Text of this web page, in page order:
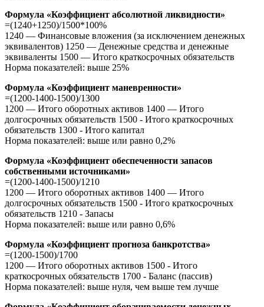
Формула «Коэффициент абсолютной ликвидности»
=(1240+1250)/1500*100%
1240 — Финансовые вложения (за исключением денежных
эквивалентов) 1250 — Денежные средства и денежные
эквиваленты 1500 — Итого краткосрочных обязательств
Норма показателей: выше 25%
Формула «Коэффициент маневренности»
=(1200-1400-1500)/1300
1200 — Итого оборотных активов 1400 — Итого
долгосрочных обязательств 1500 - Итого краткосрочных
обязательств 1300 - Итого капитал
Норма показателей: выше или равно 0,2%
Формула «Коэффициент обеспеченности запасов
собственными источниками»
=(1200-1400-1500)/1210
1200 — Итого оборотных активов 1400 — Итого
долгосрочных обязательств 1500 - Итого краткосрочных
обязательств 1210 - Запасы
Норма показателей: выше или равно 0,6%
Формула «Коэффициент прогноза банкротства»
=(1200-1500)/1700
1200 — Итого оборотных активов 1500 - Итого
краткосрочных обязательств 1700 - Баланс (пассив)
Норма показателей: выше нуля, чем выше тем лучше